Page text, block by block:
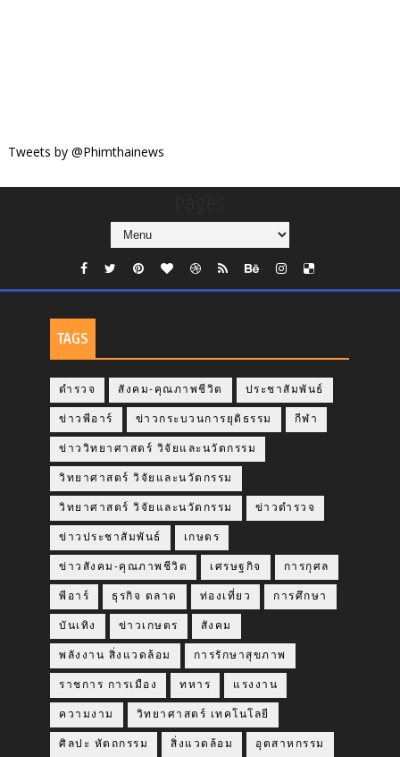
Tweets by @Phimthainews
TAGS
ตำรวจ สังคม-คุณภาพชีวิต ประชาสัมพันธ์
ข่าวพีอาร์ ข่าวกระบวนการยุติธรรม กีฬา
ข่าววิทยาศาสตร์ วิจัยและนวัตกรรม
วิทยาศาสตร์ วิจัยและนวัตกรรม
วิทยาศาสตร์ วิจัยและนวัตกรรม ข่าวตำรวจ
ข่าวประชาสัมพันธ์ เกษตร
ข่าวสังคม-คุณภาพชีวิต เศรษฐกิจ การกุศล
พีอาร์ ธุรกิจ ตลาด ท่องเที่ยว การศึกษา
บันเทิง ข่าวเกษตร สังคม
พลังงาน สิ่งแวดล้อม การรักษาสุขภาพ
ราชการ การเมือง ทหาร แรงงาน
ความงาม วิทยาศาสตร์ เทคโนโลยี
ศิลปะ หัตถกรรม สิ่งแวดล้อม อุตสาหกรรม